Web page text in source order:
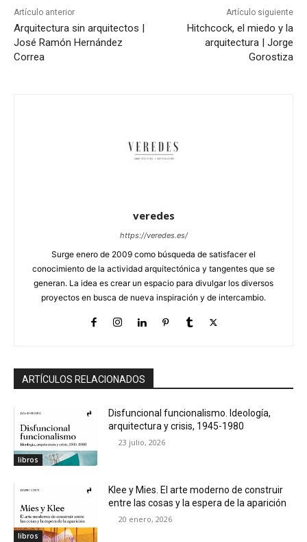
Artículo anterior
Arquitectura sin arquitectos |
José Ramón Hernández
Correa
Artículo siguiente
Hitchcock, el miedo y la
arquitectura | Jorge
Gorostiza
veredes
https://veredes.es/
Surge enero de 2009 como búsqueda de satisfacer el
conocimiento de la actividad arquitectónica y tangentes que se
generan. La idea es crear un espacio para divulgar los diversos
proyectos en busca de nueva inspiración y de intercambio.
ARTÍCULOS RELACIONADOS
libros
Disfuncional funcionalismo. Ideología,
arquitectura y crisis, 1945-1980
23 julio, 2026
libros
Klee y Mies. El arte moderno de construir
entre las cosas y la espera de la aparición
20 enero, 2026